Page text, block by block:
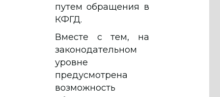
путем обращения в
КФГД.
Вместе с тем, на
законодательном
уровне
предусмотрена
возможность